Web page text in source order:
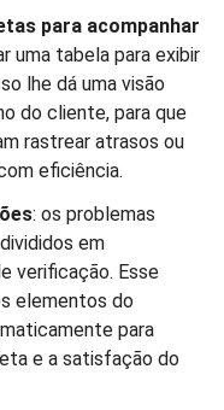
para acompanhar
uma tabela para exibir
lhe dá uma visão
do cliente, para que
rastrear atrasos ou
eficiência.
: os problemas
em
verificação. Esse
elementos do
para
e a satisfação do